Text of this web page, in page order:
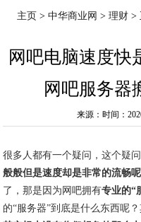
主页 >中华商业网 >理财 >
网吧电脑速度快
网吧服务器
来源：时间：
很多人都有一个疑问，这个疑
般般但是速度却是非常的流畅
了，那是因为网吧拥有专业的“
的“服务器”到底是什么东西呢